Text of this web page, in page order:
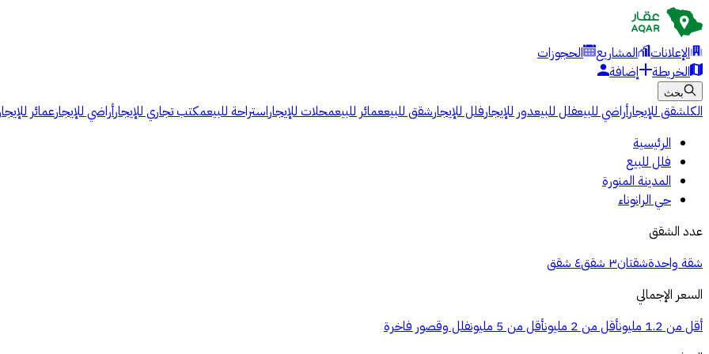
الإعلانات المشاريع
الحجوزات
الخريطة
إضافة
بحث
الكلشقق للإيجارأراضي للبيعفلل للبيعدور للإيجارفلل للإيجارشقق للبيععمائر للبيعمحلات للإيجاراستراحة للبيعمكتب تجاري للإيجارأراضي للإيجارعمائر للإيجار
الرئيسية
فلل للبيع
المدينة المنورة
حي الرانوناء
عدد الشقق
شقة واحدةشقتان٣ شقق
٤ شقق
السعر الإجمالي
أقل من 1.2 مليون
أقل من 2 مليون أقل من 5 مليون
فلل وقصور فاخرة